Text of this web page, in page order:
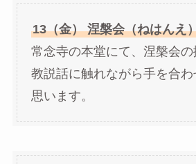
13（金） 涅槃会（ねはんえ
常念寺の本堂にて、涅槃会
教説話に触れながら手を合わ
思います。